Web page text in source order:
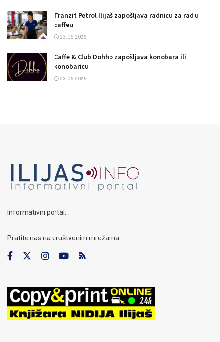
Tranzit Petrol Ilijaš zapošljava radnicu za rad u
caffeu
23.06.2026.
Caffe & Club Dohho zapošljava konobara ili
konobaricu
23.06.2026.
Informativni portal.
Pratite nas na društvenim mrežama: